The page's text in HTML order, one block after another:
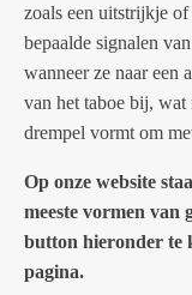
zoals een uitstrijkje
bepaalde signalen
wanneer ze naar een
van het taboe bij, wat
drempel vormt om
Op onze website
meeste vormen van
button hieronder te
pagina.